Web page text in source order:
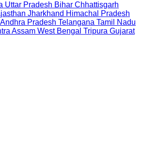
Uttar Pradesh Bihar Chhattisgarh
Jharkhand Himachal Pradesh
Andhra Pradesh Telangana Tamil Nadu
Assam West Bengal Tripura Gujarat